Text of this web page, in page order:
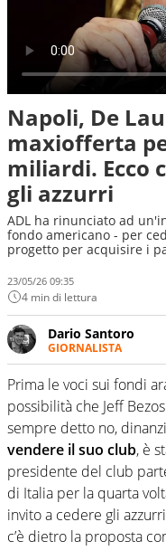
Napoli, De
maxiofferta
miliardi. Ecco
gli azzurri
ADL ha rinunciato ad
fondo americano - per
progetto per acquisire i
23/05/26 09:35
4 min di lettura
Dario Santoro
GIORNALISTA
Scrive,
sfaccettature.
concentrarsi sulle
Prima le voci sui fondi
possibilità che Jeff
sempre detto no,
vendere il suo club, è
presidente del club
di Italia per la quarta
invito a cedere gli
c’è dietro la proposta